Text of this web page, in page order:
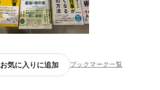
お気に入りに追加 ブックマーク一覧